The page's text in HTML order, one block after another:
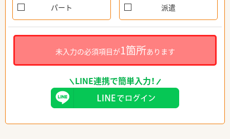
パート 派遣
未入力の必須項目が1箇所あります
LINE連携で簡単入力！